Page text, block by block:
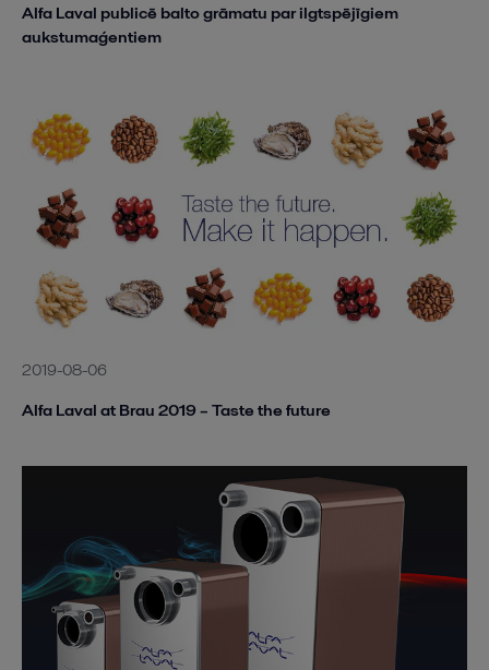
Alfa Laval publicē balto grāmatu par ilgtspējīgiem
aukstumaģentiem
2019-08-06
Alfa Laval at Brau 2019 – Taste the future